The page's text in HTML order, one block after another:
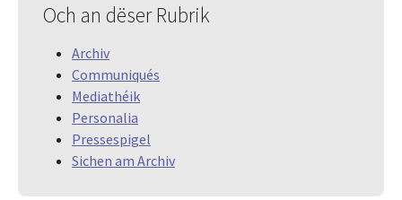
Och an dëser Rubrik
Archiv
Communiqués
Mediathéik
Personalia
Pressespigel
Sichen am Archiv